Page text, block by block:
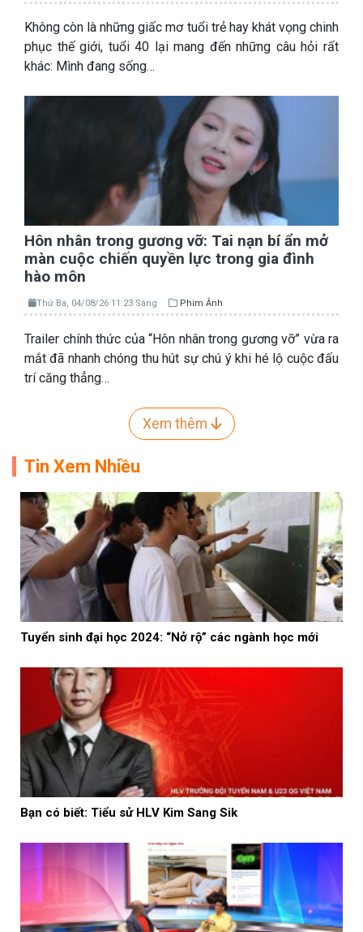
Không còn là những giấc mơ tuổi trẻ hay khát vọng chinh
phục thế giới, tuổi 40 lại mang đến những câu hỏi rất
khác: Mình đang sống…
Hôn nhân trong gương vỡ: Tai nạn bí ẩn mở
màn cuộc chiến quyền lực trong gia đình
hào môn
Thứ Ba, 04/08/26 11:23 Sáng Phim Ảnh
Trailer chính thức của “Hôn nhân trong gương vỡ” vừa ra
mắt đã nhanh chóng thu hút sự chú ý khi hé lộ cuộc đấu
trí căng thẳng…
Xem thêm
Tin Xem Nhiều
Tuyển sinh đại học 2024: “Nở rộ” các ngành học mới
Bạn có biết: Tiểu sử HLV Kim Sang Sik